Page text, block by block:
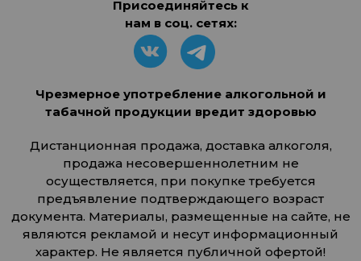
Присоединяйтесь к
нам в соц. сетях:
Чрезмерное употребление алкогольной и
табачной продукции вредит здоровью
Дистанционная продажа, доставка алкоголя,
продажа несовершеннолетним не
осуществляется, при покупке требуется
предъявление подтверждающего возраст
документа. Материалы, размещенные на сайте, не
являются рекламой и несут информационный
характер. Не является публичной офертой!